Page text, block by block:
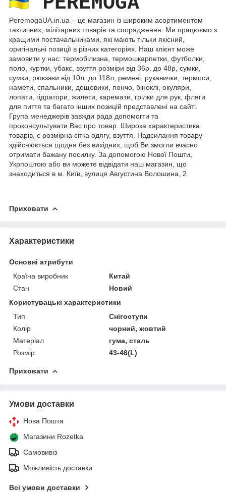
PeremogaUA.in.ua ‒ це магазин із широким асортиментом
тактичних, мілітарних товарів та спорядження. Ми працюємо з
кращими постачальниками, які мають тільки якісний,
оригінальні позиції в різних категоріях. Наш клієнт може
замовити у нас: термобілизна , термошкарпетки, футболки,
поло, куртки , убакс, взуття розміри від 36р. до 48р, сумки,
сумки, рюкзаки від 10л. до 118л, ремені, рукавички , термоси,
намети, спальники, дощовики, пончо, біноклі, окуляри,
лопати, гідратори, жилети, каремати, грілки для рук, фляги
для пиття та багато інших позицій представлені на сайті.
Група менеджерів завжди рада допомогти та
проконсультувати Вас про товар. Широка характеристика
товарів, є розмірна сітка одягу, взуття. Надсилання товару
здійснюється щодня без вихідних, щоб Ви змогли вчасно
отримати бажану посилку. За допомогою Нової Пошти,
Укрпоштою або ви можете відвідати наш магазин, що
знаходиться в м. Київ, вулиця Августина Волошина, 2
Приховати
Характеристики
Основні атрибути
Країна виробник
Китай
Стан
Новий
Користувацькі характеристики
Тип
Снігоступи
Колір
чорний, жовтий
Матеріал
гума, сталь
Розмір
43-46(L)
Приховати
Умови доставки
Нова Пошта
Магазини Rozetka
Самовивіз
Можливість доставки
Всі умови доставки